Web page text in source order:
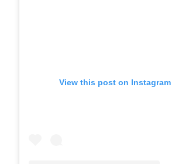
View this post on Instagram